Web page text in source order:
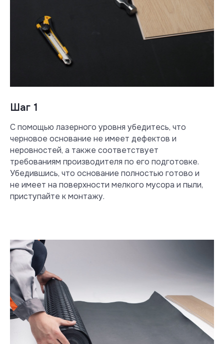
Шаг 1
С помощью лазерного уровня убедитесь, что
черновое основание не имеет дефектов и
неровностей, а также соответствует
требованиям производителя по его подготовке.
Убедившись, что основание полностью готово и
не имеет на поверхности мелкого мусора и пыли,
приступайте к монтажу.